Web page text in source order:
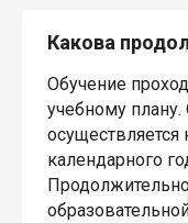
Какова
Обучение
учебному
календарного